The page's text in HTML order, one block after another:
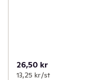
26,50 kr
13,25 kr /st